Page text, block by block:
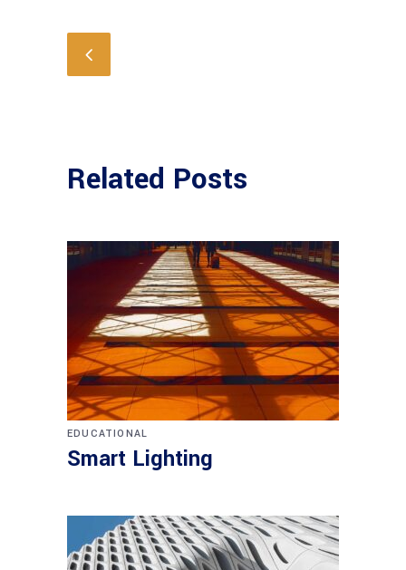
Related Posts
EDUCATIONAL
Smart Lighting